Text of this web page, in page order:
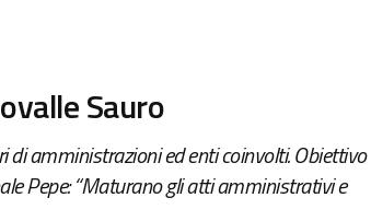
Sauro
amministrazioni ed enti coinvolti. Obiettivo
Pepe: “Maturano gli atti amministrativi e